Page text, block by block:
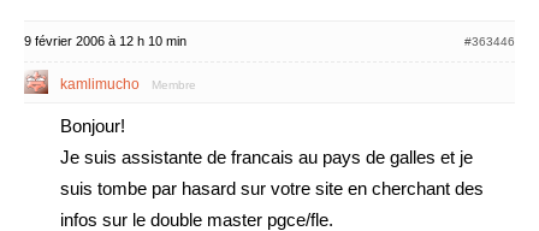
9 février 2006 à 12 h 10 min #363446
kamlimucho Membre
Bonjour!
Je suis assistante de francais au pays de galles et je
suis tombe par hasard sur votre site en cherchant des
infos sur le double master pgce/fle.